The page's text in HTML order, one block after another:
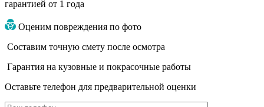
гарантией от 1 года
Оценим повреждения по фото
Составим точную смету после осмотра
Гарантия на кузовные и покрасочные работы
Оставьте телефон для предварительной оценки